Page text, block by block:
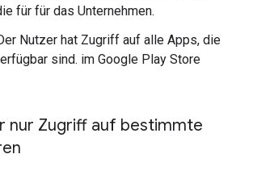
für für das Unternehmen.
Nutzer hat Zugriff auf alle Apps, die
sind. im Google Play Store
nur Zugriff auf bestimmte